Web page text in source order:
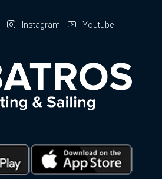
Instagram Youtube